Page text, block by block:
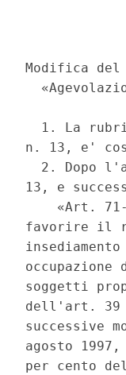
Modifica
1. La
n. 13, e'
2. Dopo
13, e
«Art.
favorire il
soggetti
dell'art. 39
successive
agosto
per cento